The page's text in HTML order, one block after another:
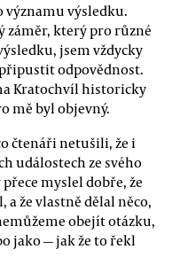
významu výsledku.
záměr, který pro různé
jsem vždycky
odpovědnost.
Kratochvíl historicky
mě byl objevný.
čtenáři netušili, že i
událostech ze svého
myslel dobře, že
že vlastně dělal něco,
obejít otázku,
jako — jak že to řekl